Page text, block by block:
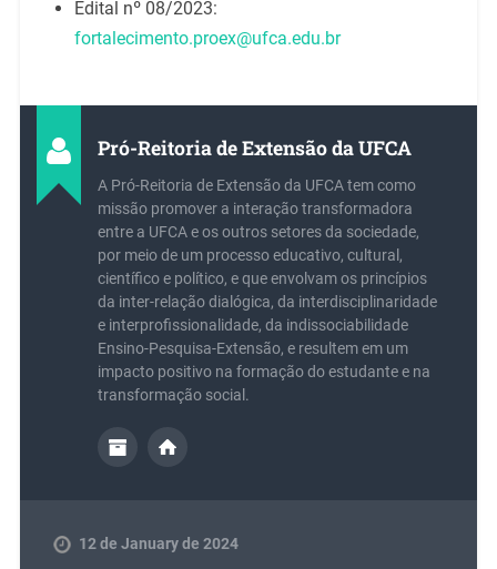
Edital nº 08/2023:
fortalecimento.proex@ufca.edu.br
Pró-Reitoria de Extensão da UFCA
A Pró-Reitoria de Extensão da UFCA tem como
missão promover a interação transformadora
entre a UFCA e os outros setores da sociedade,
por meio de um processo educativo, cultural,
científico e político, e que envolvam os princípios
da inter-relação dialógica, da interdisciplinaridade
e interprofissionalidade, da indissociabilidade
Ensino-Pesquisa-Extensão, e resultem em um
impacto positivo na formação do estudante e na
transformação social.
12 de January de 2024